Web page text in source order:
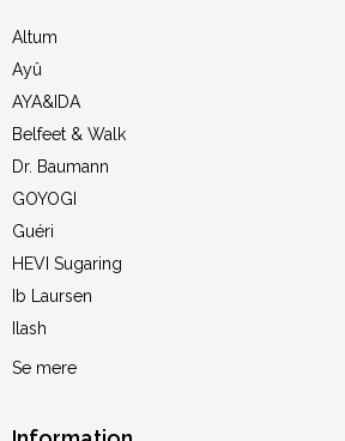
Altum
Ayû
AYA&IDA
Belfeet & Walk
Dr. Baumann
GOYOGI
Guéri
HEVI Sugaring
Ib Laursen
Ilash
Se mere